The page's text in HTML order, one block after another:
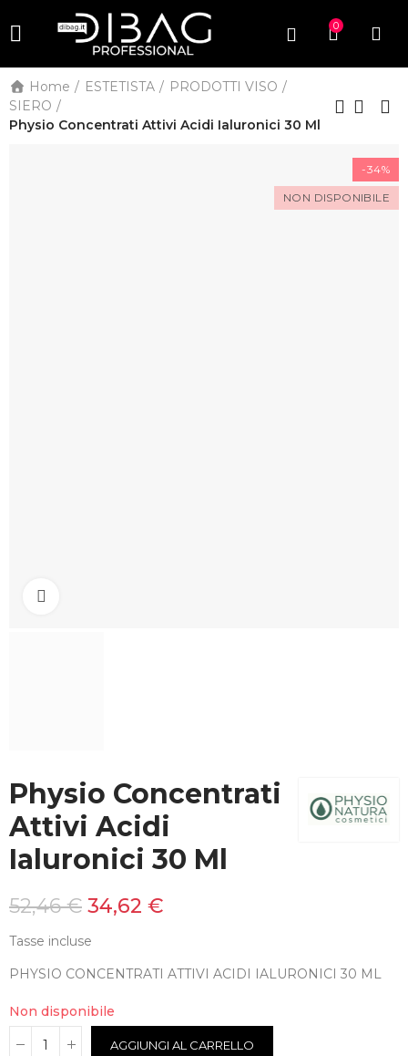
0
Home ESTETISTA
PRODOTTI VISO
SIERO
Physio Concentrati Attivi Acidi Ialuronici 30 Ml
-34%
NON DISPONIBILE
Physio Concentrati
Attivi Acidi
Ialuronici 30 Ml
52,46 € 34,62 €
Tasse incluse
PHYSIO CONCENTRATI ATTIVI ACIDI IALURONICI 30 ML
Non disponibile
AGGIUNGI AL CARRELLO